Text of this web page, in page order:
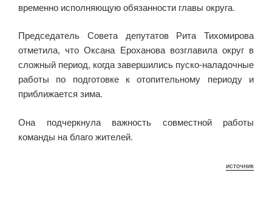
временно исполняющую обязанности главы округа.
Председатель Совета депутатов Рита Тихомирова
отметила, что Оксана Ероханова возглавила округ в
сложный период, когда завершились пуско-наладочные
работы по подготовке к отопительному периоду и
приближается зима.
Она подчеркнула важность совместной работы
команды на благо жителей.
источник